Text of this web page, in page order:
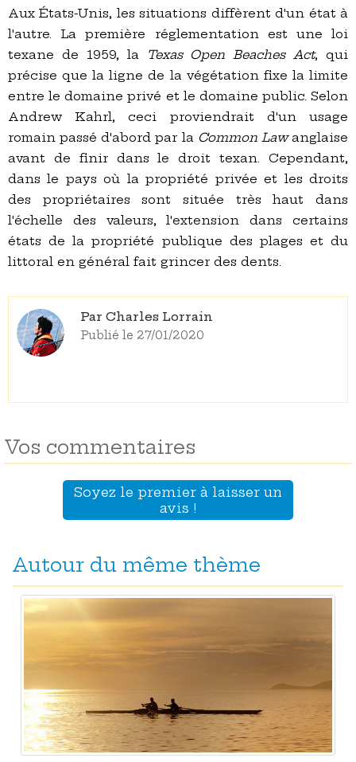
Aux États-Unis, les situations diffèrent d'un état à
l'autre. La première réglementation est une loi
texane de 1959, la
Texas Open Beaches Act, qui
précise que la ligne de la végétation fixe la limite
entre le domaine privé et le domaine public. Selon
Andrew Kahrl, ceci proviendrait d'un usage
romain passé d'abord par la Common Lawanglaise
avant de finir dans le droit texan. Cependant,
dans le pays où la propriété privée et les droits
des propriétaires sont située très haut dans
l'échelle des valeurs, l'extension dans certains
états de la propriété publique des plages et du
littoral en général fait grincer des dents.
Par Charles Lorrain
Publié le 27/01/2020
Vos commentaires
Soyez le premier à laisser un
avis !
Autour du même thème